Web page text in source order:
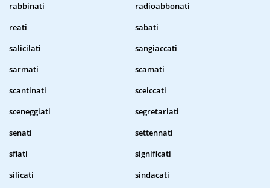
rabbinati
radioabbonati
reati
sabati
salicilati
sangiaccati
sarmati
scamati
scantinati
sceiccati
sceneggiati
segretariati
senati
settennati
sfiati
significati
silicati
sindacati